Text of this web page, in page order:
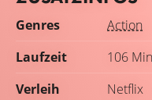
Genres
Action
Laufzeit
106
Verleih
Netflix